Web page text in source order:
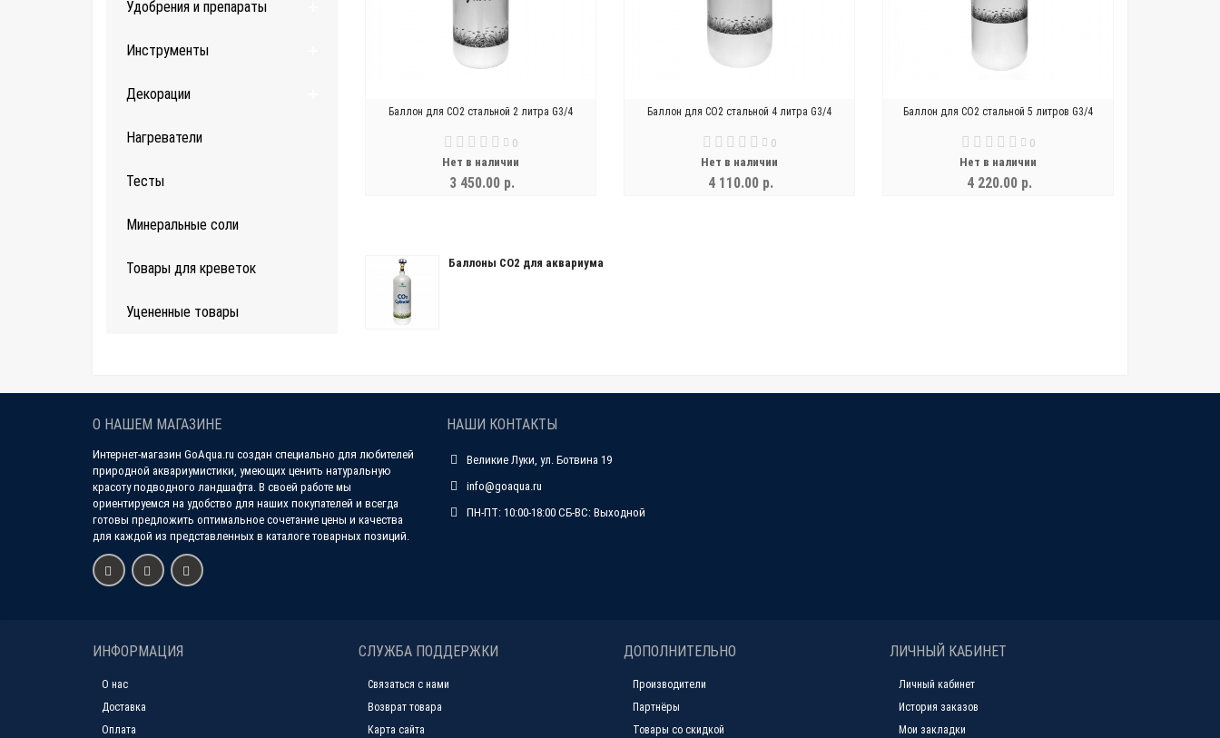
Удобрения и препараты
Инструменты
Декорации
Нагреватели
Тесты
Минеральные соли
Товары для креветок
Уцененные товары
Баллон для СО2 стальной 2 литра G3/4
0
Нет в наличии
3 450.00 р.
Баллон для СО2 стальной 4 литра G3/4
0
Нет в наличии
4 110.00 р.
Баллон для СО2 стальной 5 литров G3/4
0
Нет в наличии
4 220.00 р.
Баллоны СО2 для аквариума
О НАШЕМ МАГАЗИНЕ
Интернет-магазин GoAqua.ru создан специально для любителей
природной аквариумистики, умеющих ценить натуральную
красоту подводного ландшафта. В своей работе мы
ориентируемся на удобство для наших покупателей и всегда
готовы предложить оптимальное сочетание цены и качества
для каждой из представленных в каталоге товарных позиций.
НАШИ КОНТАКТЫ
Великие Луки, ул. Ботвина 19
info@goaqua.ru
ПН-ПТ: 10:00-18:00 СБ-ВС: Выходной
ИНФОРМАЦИЯ
О нас
Доставка
Оплата
СЛУЖБА ПОДДЕРЖКИ
Связаться с нами
Возврат товара
Карта сайта
ДОПОЛНИТЕЛЬНО
Производители
Партнёры
Товары со скидкой
ЛИЧНЫЙ КАБИНЕТ
Личный кабинет
История заказов
Мои закладки